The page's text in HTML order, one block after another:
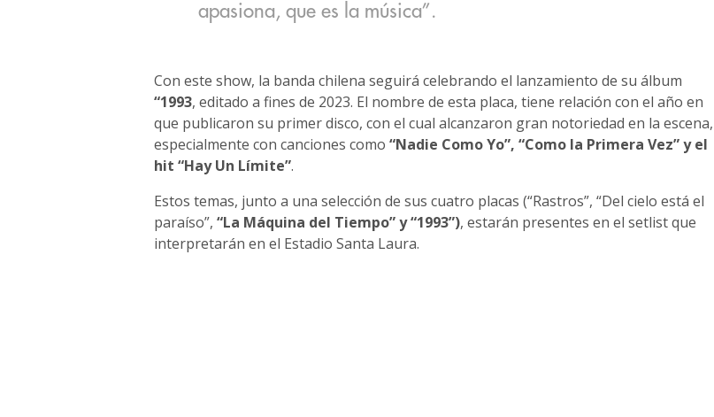
apasiona, que es la música”.
Con este show, la banda chilena seguirá celebrando el lanzamiento de su álbum
“1993, editado a fines de 2023. El nombre de esta placa, tiene relación con el año en
que publicaron su primer disco, con el cual alcanzaron gran notoriedad en la escena,
especialmente con canciones como “Nadie Como Yo”, “Como la Primera Vez” y el
hit “Hay Un Límite”.
Estos temas, junto a una selección de sus cuatro placas (“Rastros”, “Del cielo está el
paraíso”, “La Máquina del Tiempo” y “1993”), estarán presentes en el setlist que
interpretarán en el Estadio Santa Laura.